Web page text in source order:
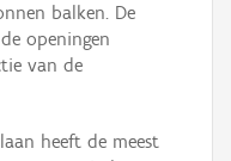
balken. De
openingen
van de
heeft de meest